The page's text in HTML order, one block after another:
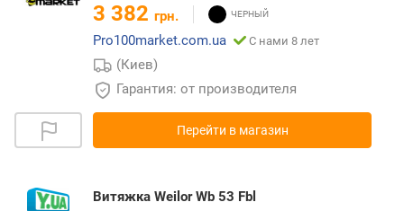
3 382 грн.
Pro100market.com.ua
С нами 8 лет
(Киев)
Гарантия: от производителя
Перейти в магазин
Витяжка Weilor Wb 53 Fbl